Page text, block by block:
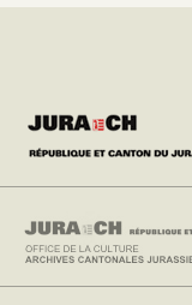
S
Y
Z